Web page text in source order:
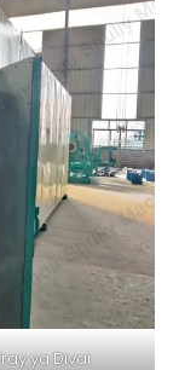
ya Divai